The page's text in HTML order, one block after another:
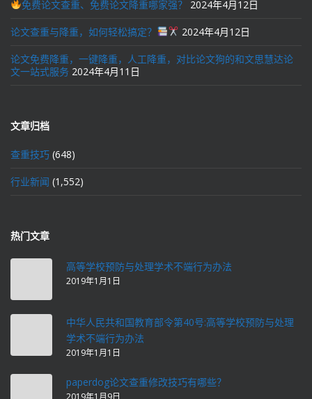
免费论文查重、免费论文降重哪家强？ 2024年4月12日
论文查重与降重，如何轻松搞定？ 2024年4月12日
论文免费降重，一键降重，人工降重，对比论文狗的和文思慧达论
文一站式服务 2024年4月11日
文章归档
查重技巧 (648)
行业新闻 (1,552)
热门文章
高等学校预防与处理学术不端行为办法
2019年1月1日
中华人民共和国教育部令第40号:高等学校预防与处理
学术不端行为办法
2019年1月1日
paperdog论文查重修改技巧有哪些？
2019年1月9日